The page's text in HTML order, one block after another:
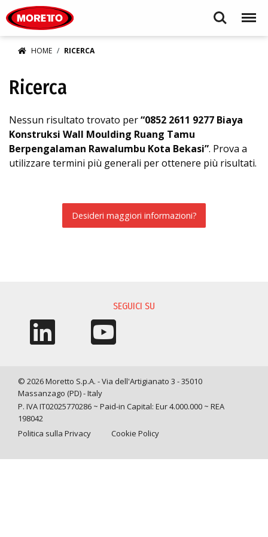
Search Menu
HOME RICERCA
Ricerca
Nessun risultato trovato per“0852 2611 9277 Biaya
Konstruksi Wall Moulding Ruang Tamu
Berpengalaman Rawalumbu Kota Bekasi”. Prova a
utilizzare termini più generali per ottenere più risultati.
Desideri maggiori informazioni?
SEGUICI SU
© 2026 Moretto S.p.A. - Via dell'Artigianato 3 - 35010
Massanzago (PD) - Italy
P. IVA IT02025770286 ~ Paid-in Capital: Eur 4.000.000 ~ REA
198042
Politica sulla Privacy
Cookie Policy